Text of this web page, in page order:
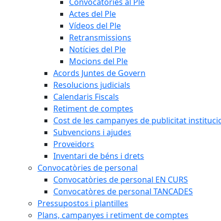
Actes del Ple
Vídeos del Ple
Retransmissions
Notícies del Ple
Mocions del Ple
Acords Juntes de Govern
Resolucions judicials
Calendaris Fiscals
Retiment de comptes
Cost de les campanyes de publicitat
Subvencions i ajudes
Proveïdors
Inventari de béns i drets
Convocatòries de personal
Convocatòries de personal EN CURS
Convocatòres de personal TANCADES
Pressupostos i plantilles
Plans, campanyes i retiment de comptes